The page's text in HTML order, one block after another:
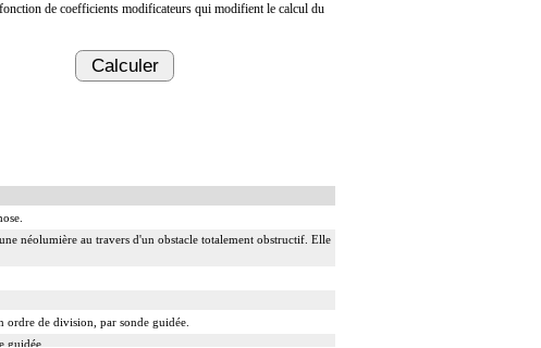
de coefficients modificateurs qui modifient le calcul du
Calculer
néolumière au travers d'un obstacle totalement obstructif. Elle
ordre de division, par sonde guidée.
guidée.